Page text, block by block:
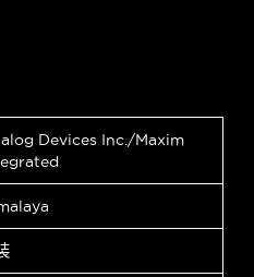
Devices Inc./Maxim